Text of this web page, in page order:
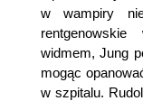
w wampiry
widmem, Jung
mogąc
w szpitalu.